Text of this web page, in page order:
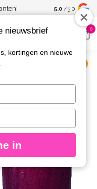
Spaar voor
kortingen
5.0 /5.0
0
nieuwsbrief
kortingen en nieuwe
in